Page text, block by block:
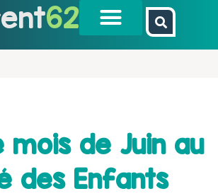
62
mois de Juin au
des Enfants